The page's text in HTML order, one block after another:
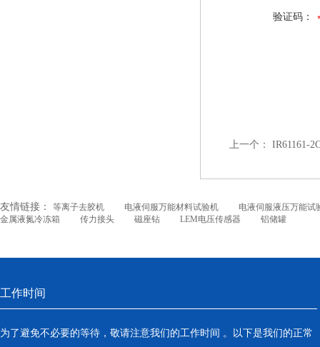
验证码：
上一个： IR61161-
友情链接： 等离子去胶机 电液伺服万能材料试验机
电液伺服液压万能试
金属液氮冷冻箱
传力接头 磁座钻 LEM电压传感器 铝储罐
工作时间
为了避免不必要的等待，敬请注意我们的工作时间 。以下是我们的正常